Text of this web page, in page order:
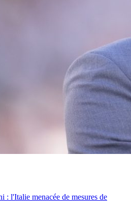
: l'Italie menacée de mesures de